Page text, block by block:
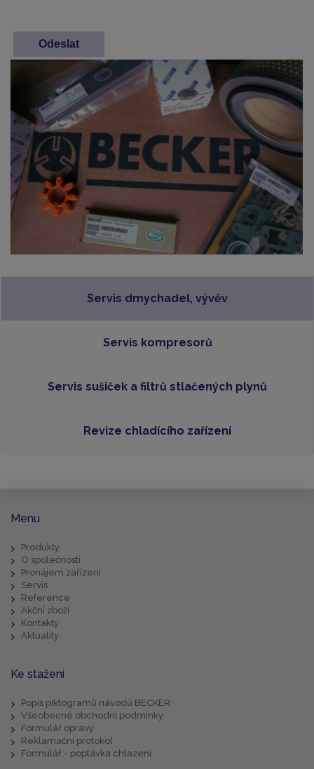
Servis dmychadel, vývěv
Servis kompresorů
Servis sušiček a filtrů stlačených plynů
Revize chladícího zařízení
Menu
Produkty
O společnosti
Pronájem zařízení
Servis
Reference
Akční zboží
Kontakty
Aktuality
Ke stažení
Popis piktogramů návodů BECKER
Všeobecné obchodní podmínky
Formulář opravy
Reklamační protokol
Formulář - poptávka chlazení